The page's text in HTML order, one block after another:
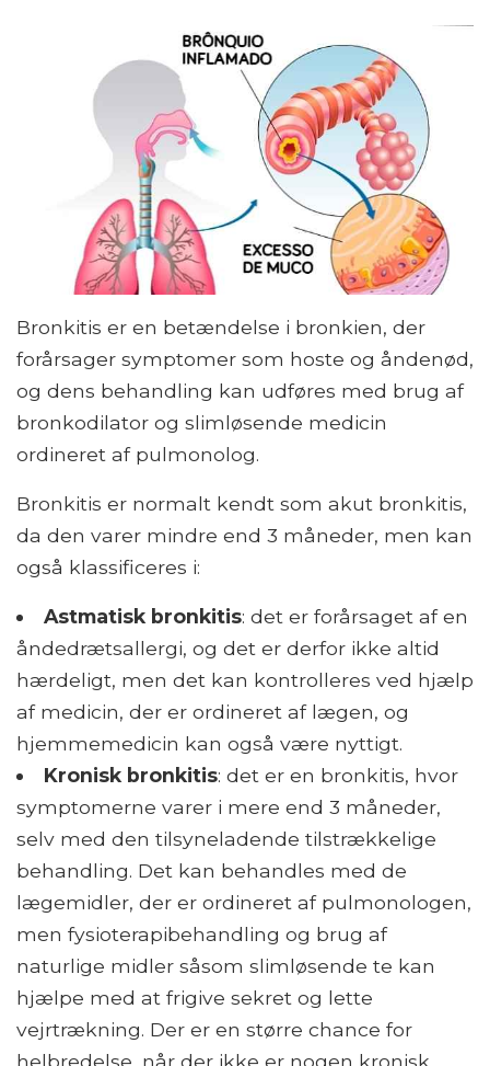
Bronkitis er en betændelse i bronkien, der
forårsager symptomer som hoste og åndenød,
og dens behandling kan udføres med brug af
bronkodilator og slimløsende medicin
ordineret af pulmonolog.
Bronkitis er normalt kendt som akut bronkitis,
da den varer mindre end 3 måneder, men kan
også klassificeres i:
Astmatisk bronkitis: det er forårsaget af en
åndedrætsallergi, og det er derfor ikke altid
hærdeligt, men det kan kontrolleres ved hjælp
af medicin, der er ordineret af lægen, og
hjemmemedicin kan også være nyttigt.
Kronisk bronkitis: det er en bronkitis, hvor
symptomerne varer i mere end 3 måneder,
selv med den tilsyneladende tilstrækkelige
behandling. Det kan behandles med de
lægemidler, der er ordineret af pulmonologen,
men fysioterapibehandling og brug af
naturlige midler såsom slimløsende te kan
hjælpe med at frigive sekret og lette
vejrtrækning. Der er en større chance for
helbredelse, når der ikke er nogen kronisk